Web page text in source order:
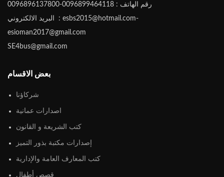
رقم الهاتف : 0096899464118-0096896137800
البريد الالكتروني : esbs2015@hotmail.com-
esioman2017@gmail.com
SE4bus@gmail.com
بعض الاقسام
شركاؤنا
اصدارات عمانية
كتب الشريعة و القانون
إصدارات مكتبة بذور التميز
كتب المعارف العامة والإدارية
قصص أطفال